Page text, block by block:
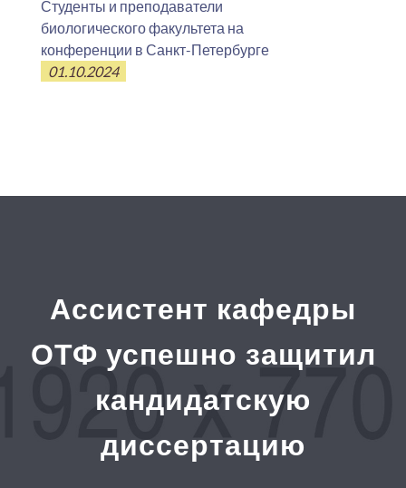
Студенты и преподаватели
биологического факультета на
конференции в Санкт-Петербурге
01.10.2024
Ассистент кафедры
ОТФ успешно защитил
кандидатскую
диссертацию